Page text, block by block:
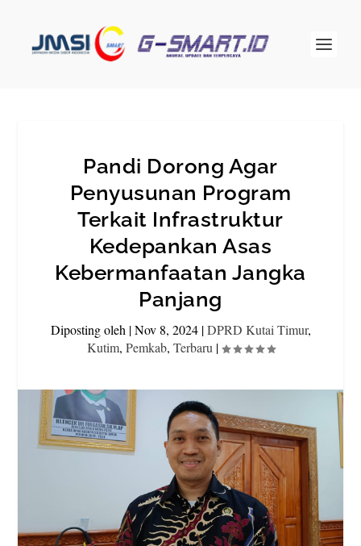
Pandi Dorong Agar
Penyusunan Program
Terkait Infrastruktur
Kedepankan Asas
Kebermanfaatan Jangka
Panjang
Diposting oleh |Nov 8, 2024|DPRD Kutai Timur,
Kutim, Pemkab, Terbaru |